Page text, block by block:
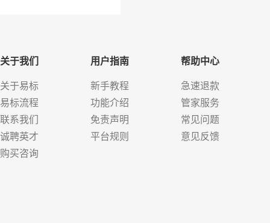
关于我们
关于易标
易标流程
联系我们
诚聘英才
购买咨询
用户指南
新手教程
功能介绍
免责声明
平台规则
帮助中心
急速退款
管家服务
常见问题
意见反馈